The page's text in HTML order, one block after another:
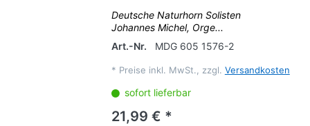
Deutsche Naturhorn Solisten
Johannes Michel, Orge...
Art.-Nr.
MDG 605 1576-2
* Preise inkl. MwSt., zzgl. Versandkosten
sofort lieferbar
21,99 € *